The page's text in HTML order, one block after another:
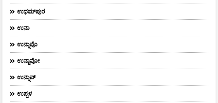
ಉಧಮ್‌ಪುರ
ಉನಾ
ಉನ್ನಾವೊ
ಉನ್ನಾವೋ
ಉನ್ನಾವ್
ಉಪ್ಪಳ